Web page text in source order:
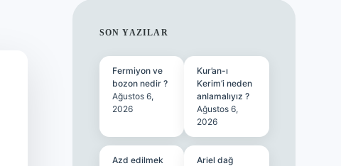
SIDEBAR
SON YAZILAR
Fermiyon ve
bozon nedir ?
Ağustos 6,
2026
Kur’an-ı
Kerim’i neden
anlamalıyız ?
Ağustos 6,
2026
Azd edilmek
Ariel dağ
ilbet güncel giriş adresiilbet